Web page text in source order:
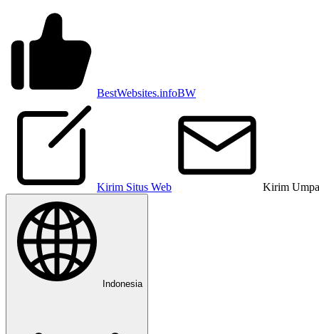
BestWebsites.infoBW
Kirim Situs Web Kirim
Indonesia